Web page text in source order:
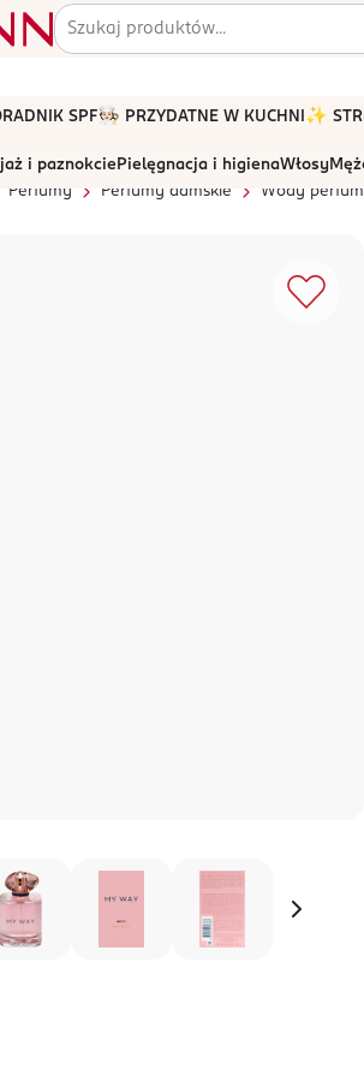
SPF🧑🏻‍🍳 PRZYDATNE W KUCHNI ✨
i paznokcie Pielęgnacja i higienaWłosy
Perfumy Perfumy damskie Wody